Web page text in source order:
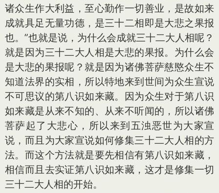
诸众生作大利益，至心勤作一切善业，是故如来
成就具足无量功德，是三十二相即是大悲之果报
也。”也就是说，为什么会成就三十二大人相呢？
就是因为三十二大人相是大悲的果报。为什么会
是大悲的果报呢？就是因为诸佛菩萨慈愍众生不
知道法界的实相，所以特地来到世间为众生宣说
不可思议的第八识如来藏。因为众生对于第八识
如来藏是从来不知的、从来不听闻的，所以诸佛
菩萨起了大悲心，所以来到五浊恶世为大家宣
说，而且为大家宣说如何修集三十二大人相的方
法。而这个方法就是要先相信有第八识如来藏，
相信而且去实证第八识如来藏，这才是修集一切
三十二大人相的开始。